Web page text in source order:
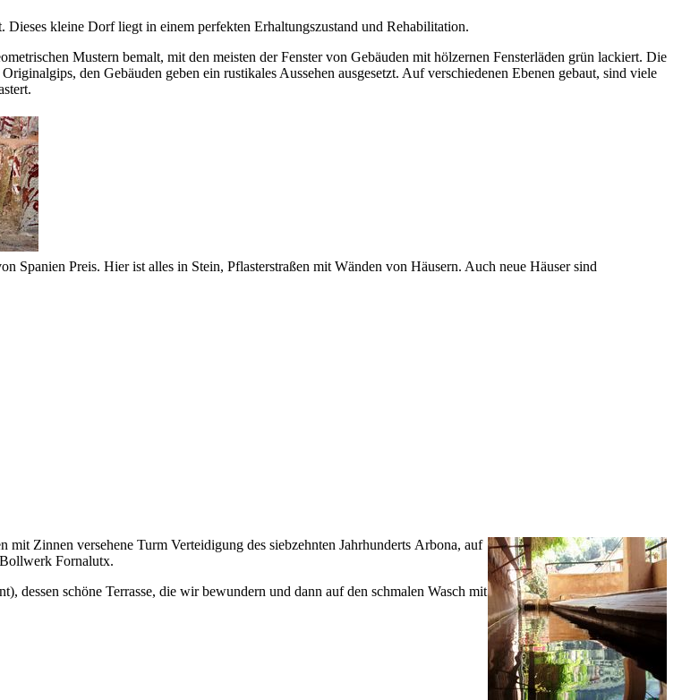
Dieses kleine Dorf liegt in einem perfekten Erhaltungszustand und Rehabilitation.
Mustern bemalt, mit den meisten der Fenster von Gebäuden mit hölzernen Fensterläden grün lackiert. Die
den Gebäuden geben ein rustikales Aussehen ausgesetzt. Auf verschiedenen Ebenen gebaut, sind viele
Spanien Preis. Hier ist alles in Stein, Pflasterstraßen mit Wänden von Häusern. Auch neue Häuser sind
mit Zinnen versehene Turm Verteidigung des siebzehnten Jahrhunderts Arbona, auf
Bollwerk Fornalutx.
), dessen schöne Terrasse, die wir bewundern und dann auf den schmalen Wasch mit